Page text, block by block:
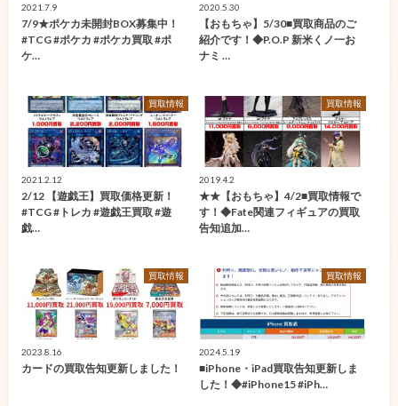
2021.7.9
7/9★ポケカ未開封BOX募集中！
#TCG #ポケカ #ポケカ買取 #ポ
ケ…
2020.5.30
【おもちゃ】5/30■買取商品のご
紹介です！◆P.O.P 新米くノ一お
ナミ …
買取情報
2021.2.12
2/12 【遊戯王】買取価格更新！
#TCG #トレカ #遊戯王買取 #遊
戯…
買取情報
2019.4.2
★★【おもちゃ】4/2■買取情報で
す！◆Fate関連フィギュアの買取
告知追加…
買取情報
2023.8.16
カードの買取告知更新しました！
買取情報
2024.5.19
■iPhone・iPad買取告知更新しま
した！◆#iPhone15 #iPh…